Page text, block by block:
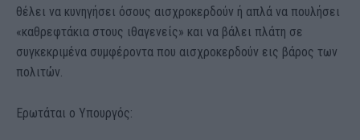
θέλει να κυνηγήσει όσους αισχροκερδούν ή απλά να πουλήσει
«καθρεφτάκια στους ιθαγενείς» και να βάλει πλάτη σε
συγκεκριμένα συμφέροντα που αισχροκερδούν εις βάρος των
πολιτών.
Ερωτάται ο Υπουργός: